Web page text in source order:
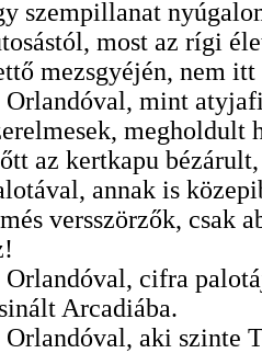
szempillanat
most az rígi
mezsgyéjén, nem
mint
az kertkapu
annak is
versszörzők, csak
cifra
Arcadiába.
aki szinte